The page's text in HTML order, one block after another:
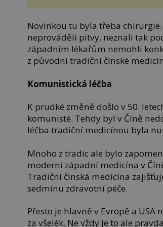
Novinkou tu byla třeba
neprováděli pitvy, neznali tak
západním lékařům nemohli
z původní tradiční čínské
Komunistická léčba
K prudké změně došlo v 50.
komunisté. Tehdy byl v Číně
léčba tradiční medicínou byla
Mnoho z tradic ale bylo
moderní západní medicína v
Tradiční čínská medicína
sedminu zdravotní péče.
Přesto je hlavně v Evropě a
za všelék. Ne vždy je to ale